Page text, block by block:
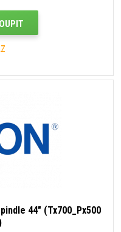
44" (Tx700_Px500